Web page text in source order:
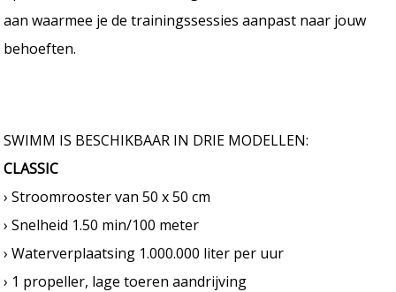
aan waarmee je de trainingssessies aanpast naar jouw
behoeften.
SWIMM IS BESCHIKBAAR IN DRIE MODELLEN:
CLASSIC
› Stroomrooster van 50 x 50 cm
› Snelheid 1.50 min/100 meter
› Waterverplaatsing 1.000.000 liter per uur
› 1 propeller, lage toeren aandrijving